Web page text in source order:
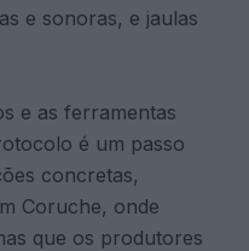
e sonoras, e jaulas
e as ferramentas
é um passo
concretas,
Coruche, onde
que os produtores